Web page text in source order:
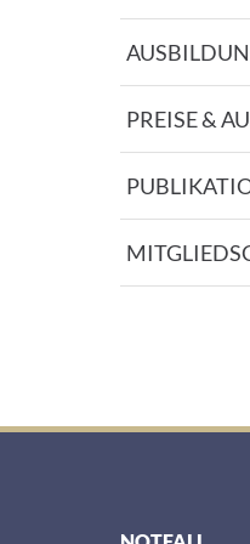
PREISE &